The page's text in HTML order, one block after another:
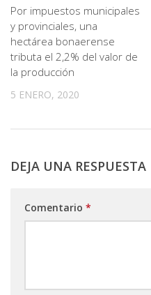
Por impuestos municipales
y provinciales, una
hectárea bonaerense
tributa el 2,2% del valor de
la producción
5 ENERO, 2020
DEJA UNA RESPUESTA
Comentario *